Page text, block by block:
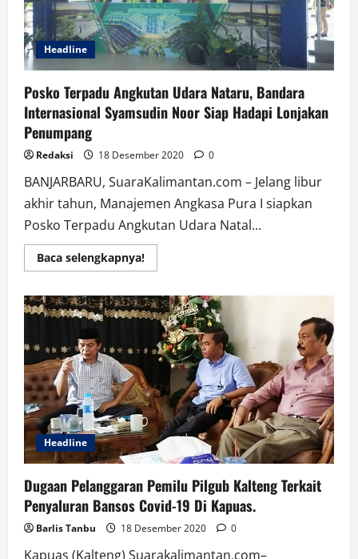
Headline
Posko Terpadu Angkutan Udara Nataru, Bandara
Internasional Syamsudin Noor Siap Hadapi Lonjakan
Penumpang
Redaksi 18 Desember 2020 0
BANJARBARU, SuaraKalimantan.com – Jelang libur
akhir tahun, Manajemen Angkasa Pura I siapkan
Posko Terpadu Angkutan Udara Natal...
Baca selengkapnya!Read
more
Terpadu
Angkutan
Udara
Nataru,
Bandara
Internasional
Syamsudin
Noor
Siap
Hadapi
Lonjakan
Penumpang
Headline
Dugaan Pelanggaran Pemilu Pilgub Kalteng Terkait
Penyaluran Bansos Covid-19 Di Kapuas.
Barlis Tanbu 18 Desember 2020 0
Kapuas (Kalteng) Suarakalimantan.com–